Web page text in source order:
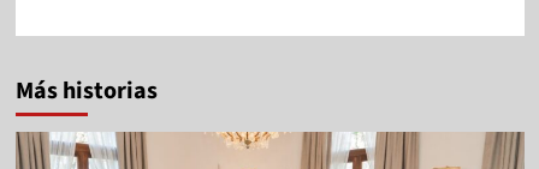
Más historias